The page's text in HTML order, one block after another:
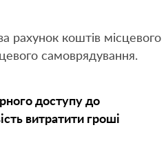
рахунок коштів місцевого
самоврядування.
доступу до
витратити гроші